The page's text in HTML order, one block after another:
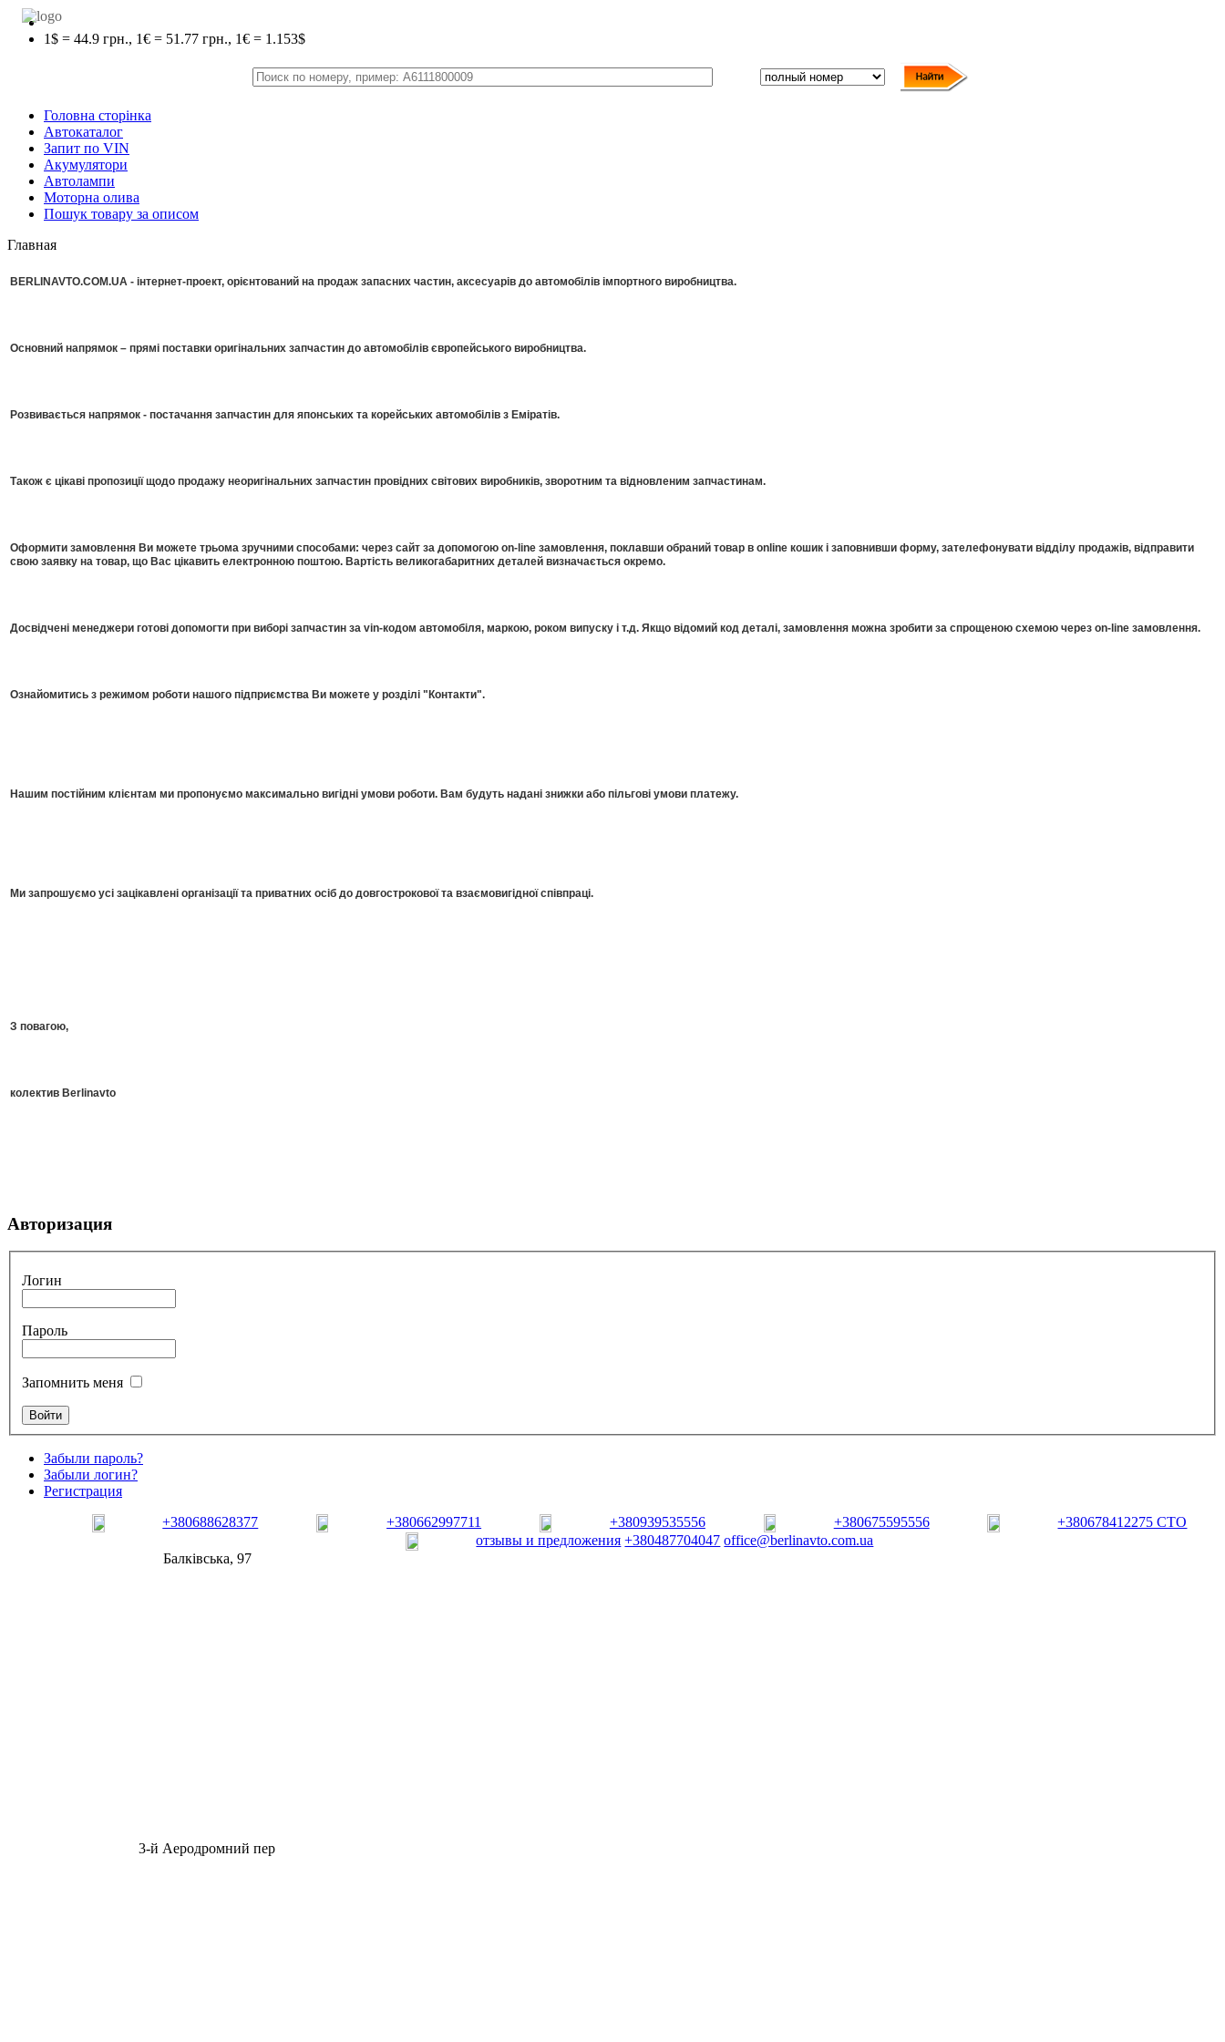
1$ = 44.9 грн., 1€ = 51.77 грн., 1€ = 1.153$
Головна сторінка
Автокаталог
Запит по VIN
Акумулятори
Автолампи
Моторна олива
Пошук товару за описом
Главная
BERLINAVTO.COM.UA - інтернет-проект, орієнтований на продаж запасних частин, аксесуарів до автомобілів імпортного виробництва.
Основний напрямок – прямі поставки оригінальних запчастин до автомобілів європейського виробництва.
Розвивається напрямок - постачання запчастин для японських та корейських автомобілів з Еміратів.
Також є цікаві пропозиції щодо продажу неоригінальних запчастин провідних світових виробників, зворотним та відновленим запчастинам.
Оформити замовлення Ви можете трьома зручними способами: через сайт за допомогою on-line замовлення, поклавши обраний товар в online кошик і заповнивши форму, зателефонувати відділу продажів, відправити
свою заявку на товар, що Вас цікавить електронною поштою. Вартість великогабаритних деталей визначається окремо.
Досвідчені менеджери готові допомогти при виборі запчастин за vin-кодом автомобіля, маркою, роком випуску і т.д. Якщо відомий код деталі, замовлення можна зробити за спрощеною схемою через on-line замовлення.
Ознайомитись з режимом роботи нашого підприємства Ви можете у розділі "Контакти".
Нашим постійним клієнтам ми пропонуємо максимально вигідні умови роботи. Вам будуть надані знижки або пільгові умови платежу.
Ми запрошуємо усі зацікавлені організації та приватних осіб до довгострокової та взаємовигідної співпраці.
З повагою,
колектив Berlinavto
Авторизация
Логин
Пароль
Запомнить меня
Забыли пароль?
Забыли логин?
Регистрация
+380688628377
+380662997711 +380939535556 +380675595556
+380678412275 СТО
отзывы и предложения +380487704047 office@berlinavto.com.ua
Балківська, 97
3-й Аеродромний пер